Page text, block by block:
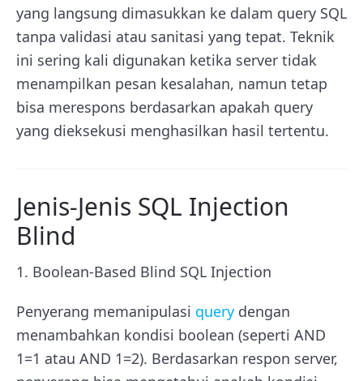
yang langsung dimasukkan ke dalam query SQL
tanpa validasi atau sanitasi yang tepat. Teknik
ini sering kali digunakan ketika server tidak
menampilkan pesan kesalahan, namun tetap
bisa merespons berdasarkan apakah query
yang dieksekusi menghasilkan hasil tertentu.
Jenis-Jenis SQL Injection
Blind
1. Boolean-Based Blind SQL Injection
Penyerang memanipulasi query dengan
menambahkan kondisi boolean (seperti AND
1=1 atau AND 1=2). Berdasarkan respon server,